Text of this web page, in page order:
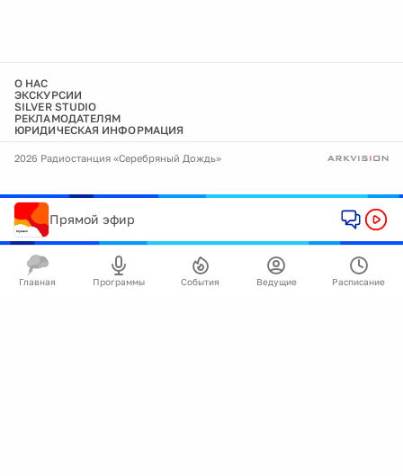
О НАС
ЭКСКУРСИИ
SILVER STUDIO
РЕКЛАМОДАТЕЛЯМ
ЮРИДИЧЕСКАЯ ИНФОРМАЦИЯ
2026 Радиостанция «Серебряный Дождь»
Прямой эфир
Главная Программы События Ведущие Расписание